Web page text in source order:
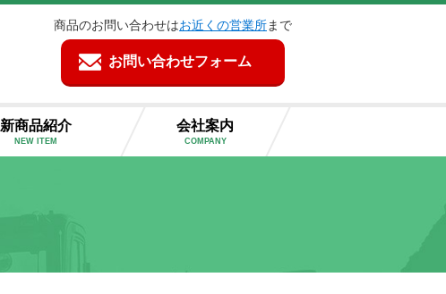
商品のお問い合わせはお近くの営業所まで
お問い合わせフォーム
新商品紹介
NEW ITEM
会社案内
COMPANY